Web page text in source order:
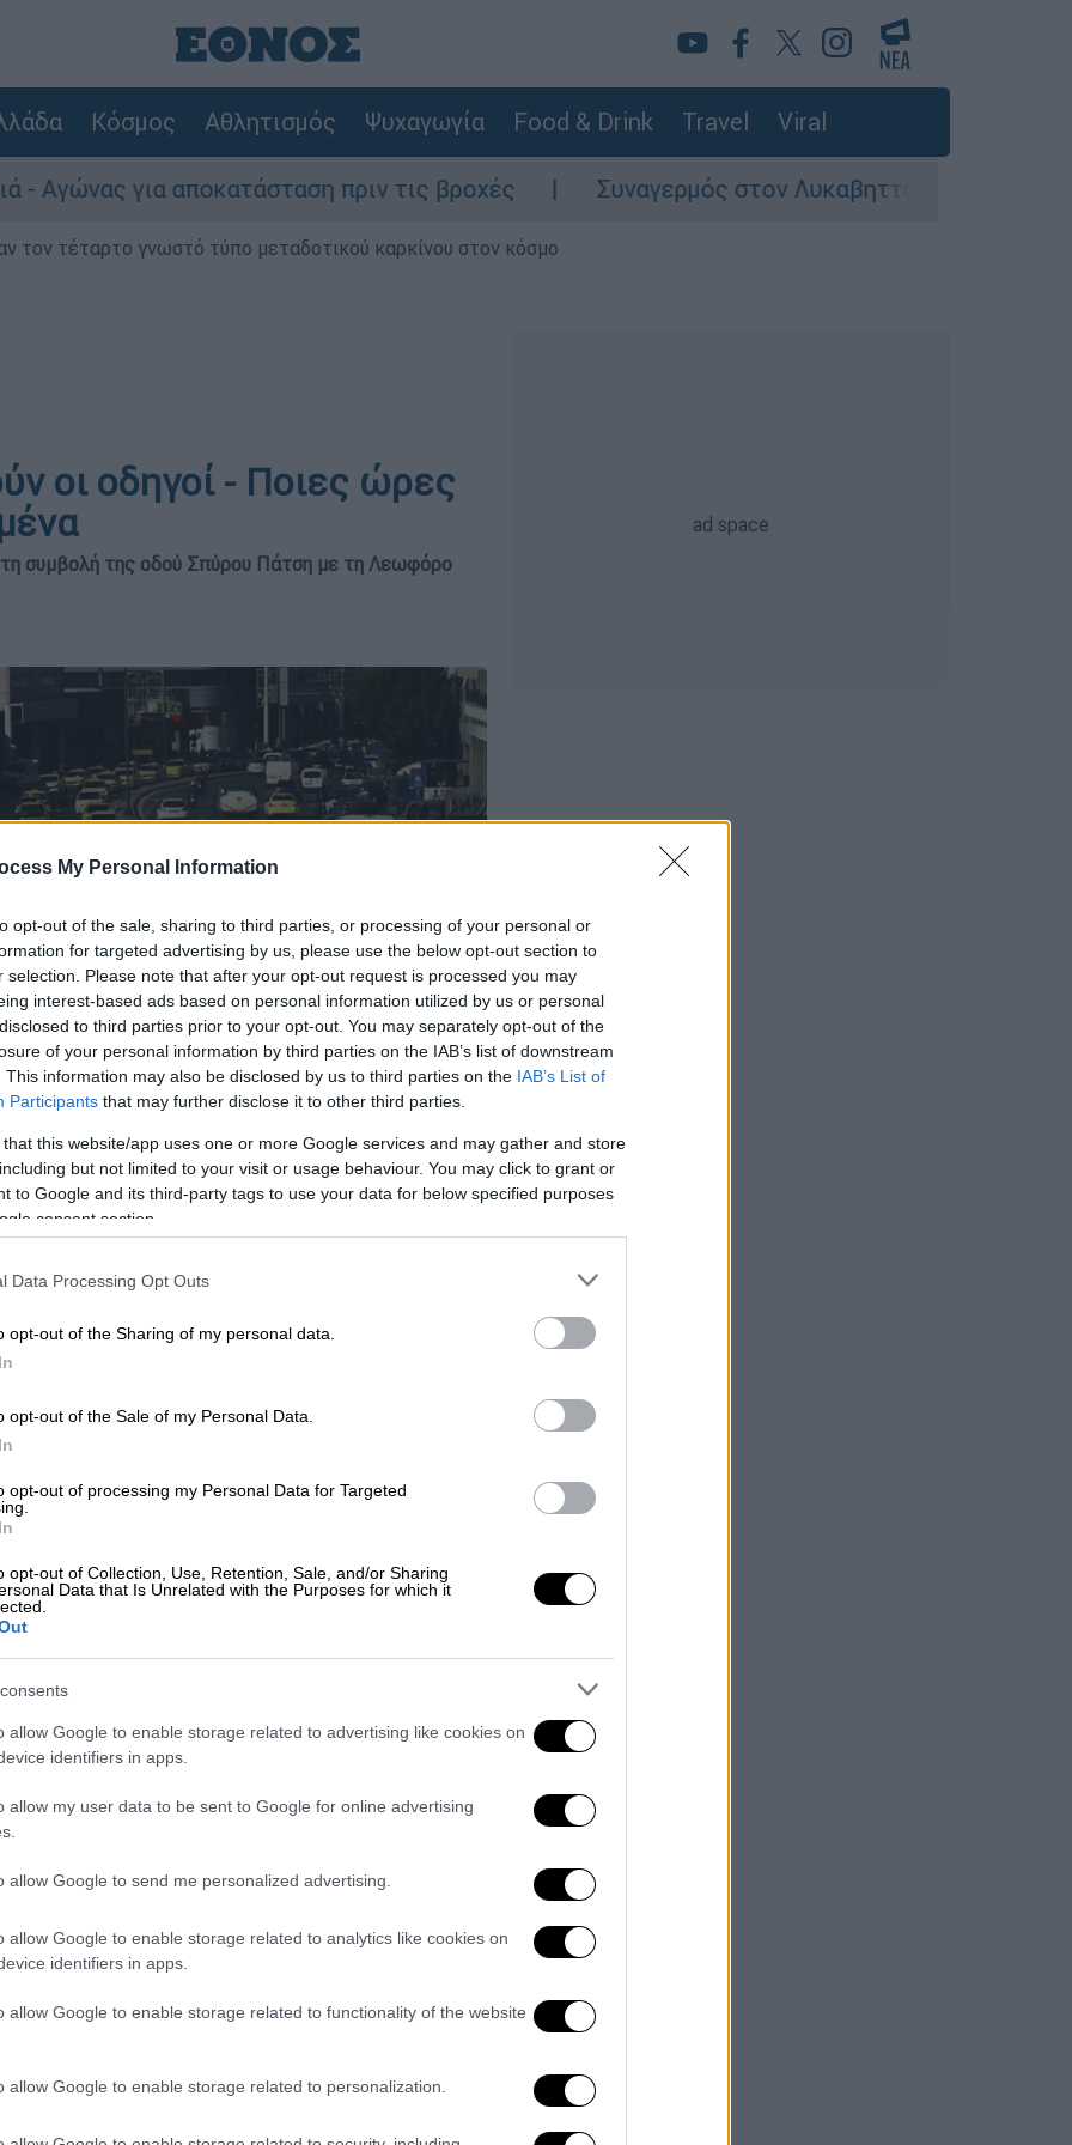
My Personal Information
opt-out of the sale, sharing to third parties, or processing of your personal or
for targeted advertising by us, please use the below opt-out section to
selection. Please note that after your opt-out request is processed you may
interest-based ads based on personal information utilized by us or personal
to third parties prior to your opt-out. You may separately opt-out of the
of your personal information by third parties on the IAB’s list of downstream
This information may also be disclosed by us to third parties on the IAB’s List of
Participants that may further disclose it to other third parties.
that this website/app uses one or more Google services and may gather and store
but not limited to your visit or usage behaviour. You may click to grant or
to Google and its third-party tags to use your data for below specified purposes
consent section.
Data Processing Opt Outs
opt-out of the Sharing of my personal data.
opt-out of the Sale of my Personal Data.
opt-out of processing my Personal Data for Targeted
opt-out of Collection, Use, Retention, Sale, and/or Sharing
Data that Is Unrelated with the Purposes for which it
allow Google to enable storage related to advertising like cookies on
identifiers in apps.
allow my user data to be sent to Google for online advertising
allow Google to send me personalized advertising.
allow Google to enable storage related to analytics like cookies on
identifiers in apps.
allow Google to enable storage related to functionality of the website
allow Google to enable storage related to personalization.
Κόσμος Αθλητισμός Ψυχαγωγία Food & Drink Travel Viral
για αποκατάσταση πριν τις βροχές Συναγερμός στον Λυκαβηττό: Σορός σε
τον τέταρτο γνωστό τύπο μεταδοτικού καρκίνου στον κόσμο
οι οδηγοί - Ποιες ώρες
συμβολή της οδού Σπύρου Πάτση με τη Λεωφόρο
καπνογόνα, συνθήματα (EUROKINISSI)
το ΕΘΝΟΣ στη Google
Ταξί Αττικής (ΣΑΤΑ).
στη συμβολή της οδού
τους.
εξαφάνιση του 14χρονου -
«Συγκέντρωση στις 17.00 στην
Αθηνών
ψηφίζεται αυτή την εβδομάδα
Ο υπουργός Μεταφορών εμπαίζει
διάταξη των 30 δευτερολέπτων (ο χρόνος
ή να επιβιβάσει εντός ζώνης ελεύθερης
θυρών δείχνει ασέβεια όχι μόνο στους
στους επιβάτες που χρησιμοποιούν
σε ένα στημένο παιχνίδι, απέναντι